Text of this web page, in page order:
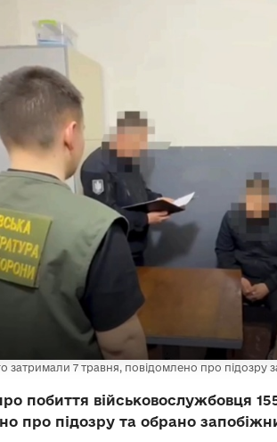
затримали 7 травня, повідомлено про підозру
побиття військовослужбовця
про підозру та обрано